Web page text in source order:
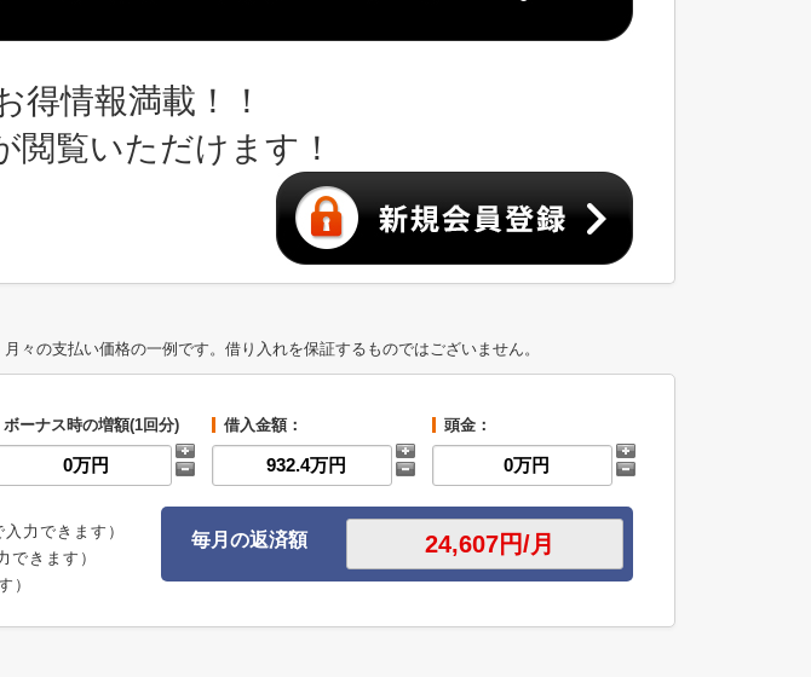
得情報満載！！
閲覧いただけます！
々の支払い価格の一例です。借り入れを保証するものではございません。
ボーナス時の増額(1回分) 借入金額： 頭金：
力できます）
できます）
）
毎月の返済額